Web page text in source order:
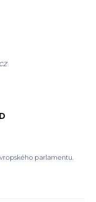
parlamentu.